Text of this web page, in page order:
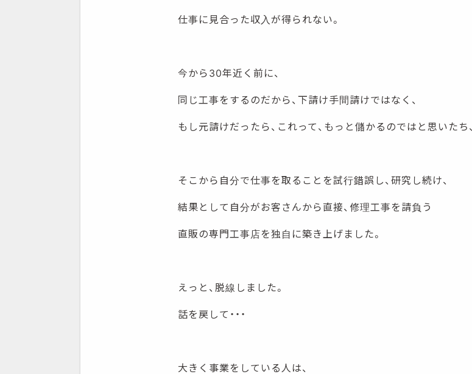
仕事に見合った収入が得られない。
今から30年近く前に、
同じ工事をするのだから、下請け手間請けではなく、
もし元請けだったら、これって、もっと儲かるのではと思いたち、
そこから自分で仕事を取ることを試行錯誤し、研究し続け、
結果として自分がお客さんから直接、修理工事を請負う
直販の専門工事店を独自に築き上げました。
えっと、脱線しました。
話を戻して・・・
大きく事業をしている人は、